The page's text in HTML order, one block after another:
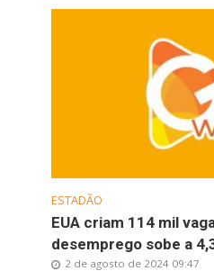
ESTADÃO
EUA criam 114 mil
desemprego sobe a
2 de agosto de 2024 09:47